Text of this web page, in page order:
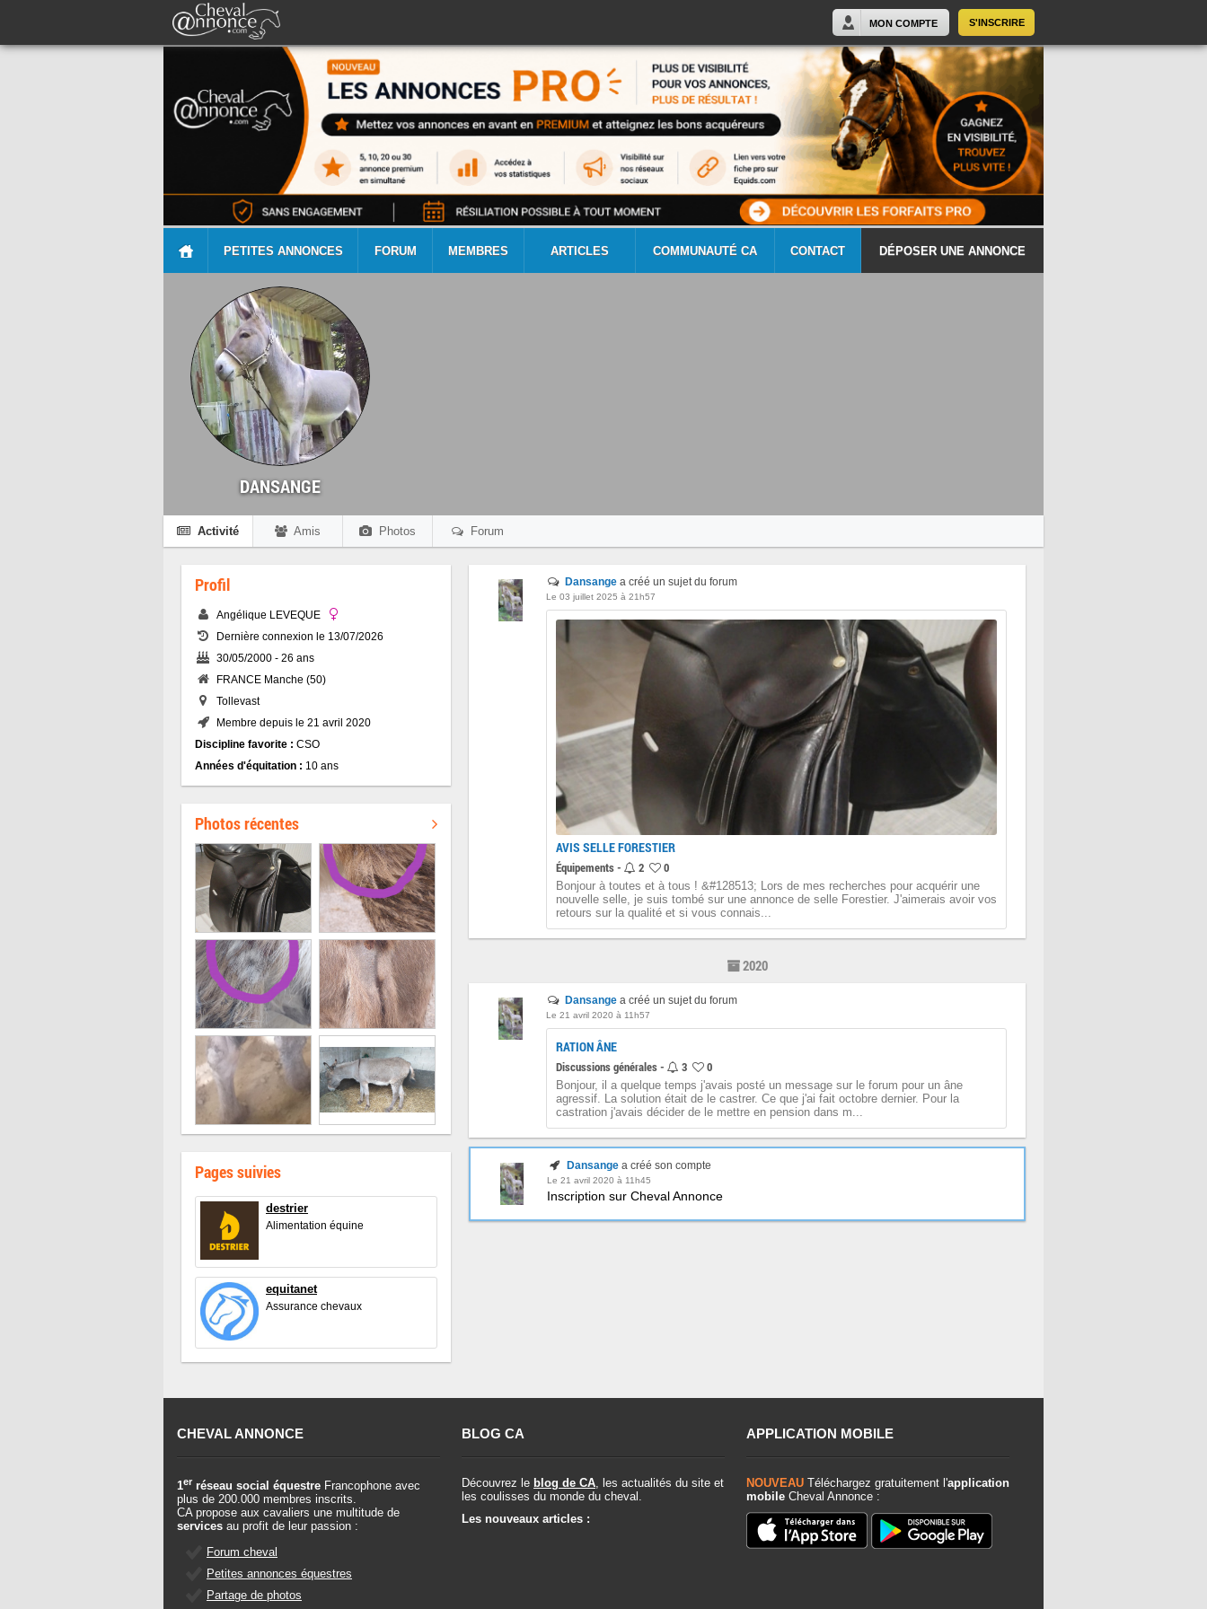
S'INSCRIRE
MON COMPTE
PETITES ANNONCES FORUM MEMBRES ARTICLES COMMUNAUTÉ CA CONTACT DÉPOSER UNE ANNONCE
DANSANGE
Activité Amis Photos Forum
Profil
Angélique LEVEQUE
Dernière connexion le 13/07/2026
30/05/2000 - 26 ans
FRANCE Manche (50)
Tollevast
Membre depuis le 21 avril 2020
Discipline favorite : CSO
Années d'équitation : 10 ans
Photos récentes
Pages suivies
destrier
Alimentation équine
equitanet
Assurance chevaux
Dansange a créé un sujet du forum
Le 03 juillet 2025 à 21h57
AVIS SELLE FORESTIER
Équipements - 2 0
Bonjour à toutes et à tous ! &#128513; Lors de mes recherches pour acquérir une
nouvelle selle, je suis tombé sur une annonce de selle Forestier. J'aimerais avoir vos
retours sur la qualité et si vous connais...
2020
Dansange a créé un sujet du forum
Le 21 avril 2020 à 11h57
RATION ÂNE
Discussions générales - 3 0
Bonjour, il a quelque temps j'avais posté un message sur le forum pour un âne
agressif. La solution était de le castrer. Ce que j'ai fait octobre dernier. Pour la
castration j'avais décider de le mettre en pension dans m...
Dansangea créé son compte
Le 21 avril 2020 à 11h45
Inscription sur Cheval Annonce
CHEVAL ANNONCE
1er réseau social équestre Francophone avec
plus de 200.000 membres inscrits.
CA propose aux cavaliers une multitude de
services au profit de leur passion :
Forum cheval
Petites annonces équestres
Partage de photos
BLOG CA
Découvrez le blog de CA , les actualités du site et
les coulisses du monde du cheval.
Les nouveaux articles :
APPLICATION MOBILE
NOUVEAU Téléchargez gratuitement l'application
mobile Cheval Annonce :